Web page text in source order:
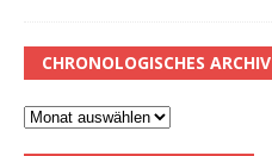
CHRONOLOGISCHES ARCHIV